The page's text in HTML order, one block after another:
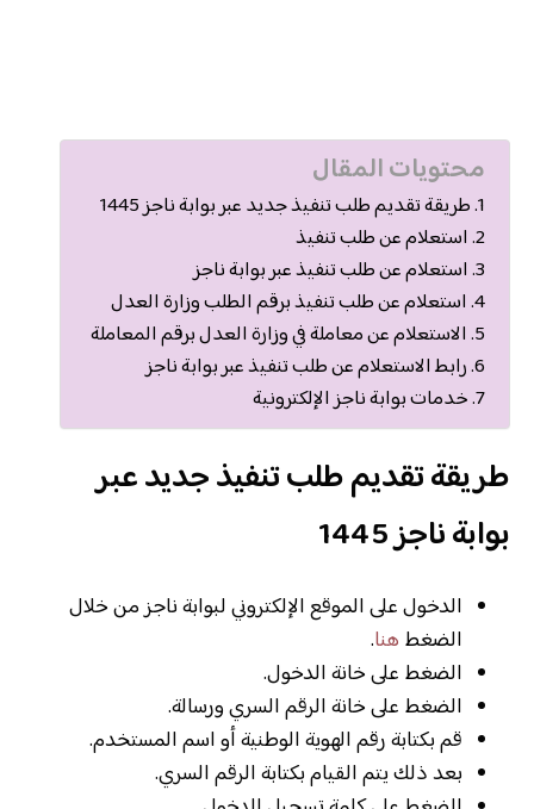
محتويات المقال
طريقة تقديم طلب تنفيذ جديد عبر بوابة ناجز 1445
استعلام عن طلب تنفيذ
استعلام عن طلب تنفيذ عبر بوابة ناجز
استعلام عن طلب تنفيذ برقم الطلب وزارة العدل
الاستعلام عن معاملة في وزارة العدل برقم المعاملة
رابط الاستعلام عن طلب تنفيذ عبر بوابة ناجز
خدمات بوابة ناجز الإلكترونية
طريقة تقديم طلب تنفيذ جديد عبر
بوابة ناجز 1445
الدخول على الموقع الإلكتروني لبوابة ناجز من خلال
الضغط هنا.
الضغط على خانة الدخول.
الضغط على خانة الرقم السري ورسالة.
قم بكتابة رقم الهوية الوطنية أو اسم المستخدم.
بعد ذلك يتم القيام بكتابة الرقم السري.